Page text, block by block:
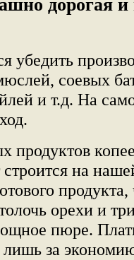
дорогая и
убедить
соевых
и т.д. На
продуктов
строится на
орехи и
пюре.
лишь за